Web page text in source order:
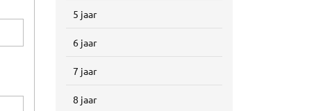
5 jaar
6 jaar
7 jaar
8 jaar